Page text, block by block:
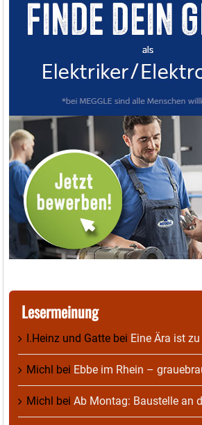
Lesermeinung
I.Heinz und Gatte bei Eine Ära ist
Michl bei Ebbe im Rhein –
Michl bei Ab Montag: Baustelle an